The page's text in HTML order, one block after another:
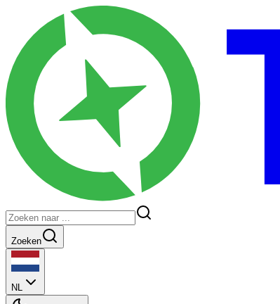
Zoeken
NL